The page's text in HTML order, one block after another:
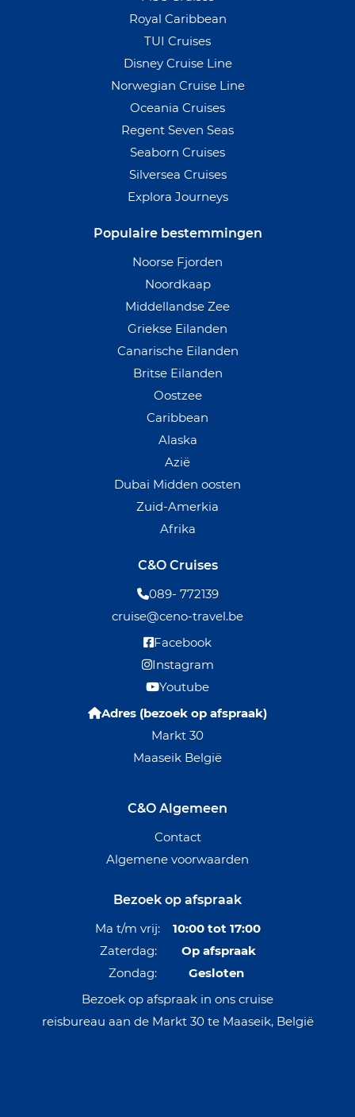
Royal Caribbean
TUI Cruises
Disney Cruise Line
Norwegian Cruise Line
Oceania Cruises
Regent Seven Seas
Seaborn Cruises
Silversea Cruises
Explora Journeys
Populaire bestemmingen
Noorse Fjorden
Noordkaap
Middellandse Zee
Griekse Eilanden
Canarische Eilanden
Britse Eilanden
Oostzee
Caribbean
Alaska
Azië
Dubai Midden oosten
Zuid-Amerkia
Afrika
C&O Cruises
089- 772139
cruise@ceno-travel.be
Facebook
Instagram
Youtube
Adres (bezoek op afspraak)
Markt 30
Maaseik België
C&O Algemeen
Contact
Algemene voorwaarden
Bezoek op afspraak
Ma t/m vrij: 10:00 tot 17:00
Zaterdag: Op afspraak
Zondag: Gesloten
Bezoek op afspraak in ons cruise
reisbureau aan de Markt 30 te Maaseik, België